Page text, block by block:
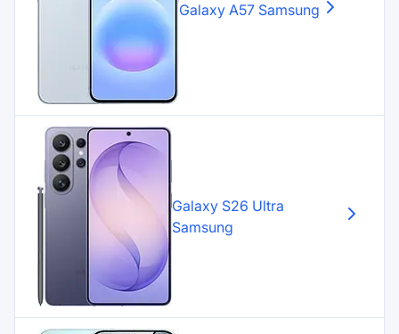
Galaxy A57 Samsung
Galaxy S26 Ultra
Samsung